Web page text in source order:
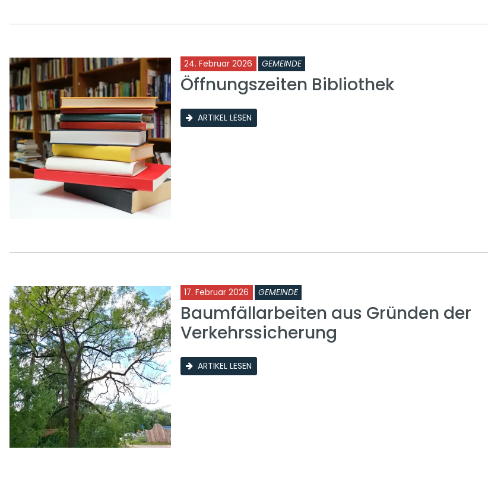
24. Februar 2026 GEMEINDE
Öffnungszeiten Bibliothek
ARTIKEL LESEN
17. Februar 2026 GEMEINDE
Baumfällarbeiten aus Gründen der
Verkehrssicherung
ARTIKEL LESEN